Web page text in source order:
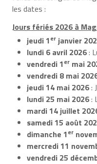
les dates :
Jours fériés 2026 à
jeudi 1er janvier
lundi 6 avril 2026:
vendredi 1er mai
vendredi 8 mai
jeudi 14 mai 2026:
lundi 25 mai 2026:
mardi 14 juillet
samedi 15 août
dimanche 1er
mercredi 11
vendredi 25